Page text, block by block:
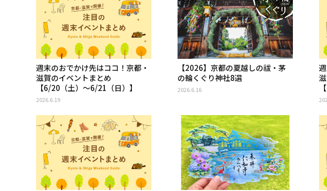
週末のおでかけ先はココ！京都・
滋賀のイベントまとめ
【6/20（土）〜6/21（日）】
2026.6.19
【2026】京都の夏越しの祓・茅
の輪くぐり神社8選
2026.6.16